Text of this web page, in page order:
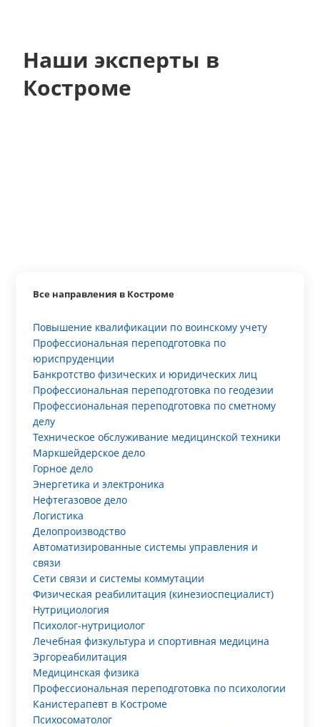
Наши эксперты в
Костроме
Все направления в Костроме
Повышение квалификации по воинскому учету
Профессиональная переподготовка по
юриспруденции
Банкротство физических и юридических лиц
Профессиональная переподготовка по геодезии
Профессиональная переподготовка по сметному
делу
Техническое обслуживание медицинской техники
Маркшейдерское дело
Горное дело
Энергетика и электроника
Нефтегазовое дело
Логистика
Делопроизводство
Автоматизированные системы управления и
связи
Сети связи и системы коммутации
Физическая реабилитация (кинезиоспециалист)
Нутрициология
Психолог-нутрициолог
Лечебная физкультура и спортивная медицина
Эргореабилитация
Медицинская физика
Профессиональная переподготовка по психологии
Канистерапевт в Костроме
Психосоматолог